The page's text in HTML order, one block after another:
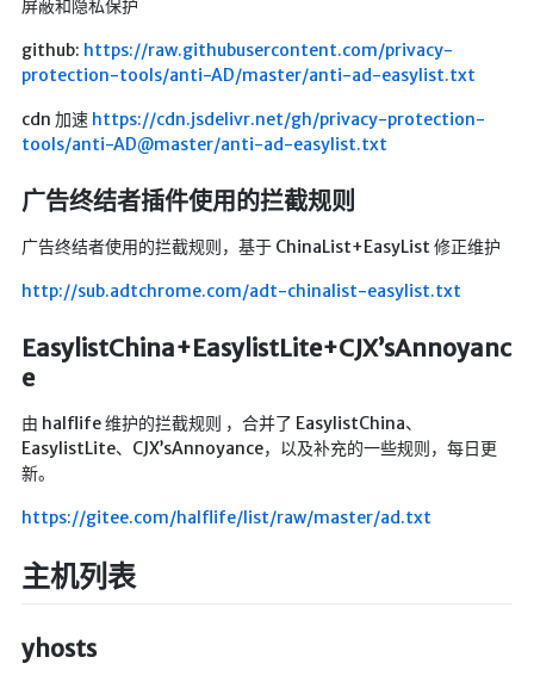
屏蔽和隐私保护
github: https://raw.githubusercontent.com/privacy-
protection-tools/anti-AD/master/anti-ad-easylist.txt
cdn 加速 https://cdn.jsdelivr.net/gh/privacy-protection-
tools/anti-AD@master/anti-ad-easylist.txt
广告终结者插件使用的拦截规则
广告终结者使用的拦截规则，基于 ChinaList+EasyList 修正维护
http://sub.adtchrome.com/adt-chinalist-easylist.txt
EasylistChina+EasylistLite+CJX’sAnnoyanc
e
由 halflife 维护的拦截规则 ，合并了 EasylistChina、
EasylistLite、CJX’sAnnoyance，以及补充的一些规则，每日更
新。
https://gitee.com/halflife/list/raw/master/ad.txt
主机列表
yhosts
Beats Per Minute
📕学习
Markdown学习
LaTeX公式编辑器
Web 技术教程
ffmpeg学习
字帖生成
发现中国